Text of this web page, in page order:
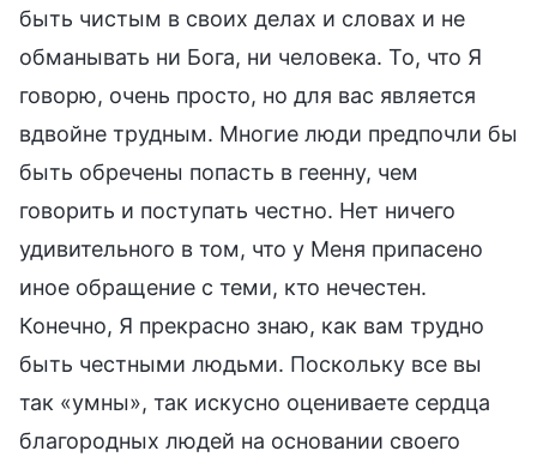
быть чистым в своих делах и словах и не
обманывать ни Бога, ни человека. То, что Я
говорю, очень просто, но для вас является
вдвойне трудным. Многие люди предпочли бы
быть обречены попасть в геенну, чем
говорить и поступать честно. Нет ничего
удивительного в том, что у Меня припасено
иное обращение с теми, кто нечестен.
Конечно, Я прекрасно знаю, как вам трудно
быть честными людьми. Поскольку все вы
так «умны», так искусно оцениваете сердца
благородных людей на основании своего